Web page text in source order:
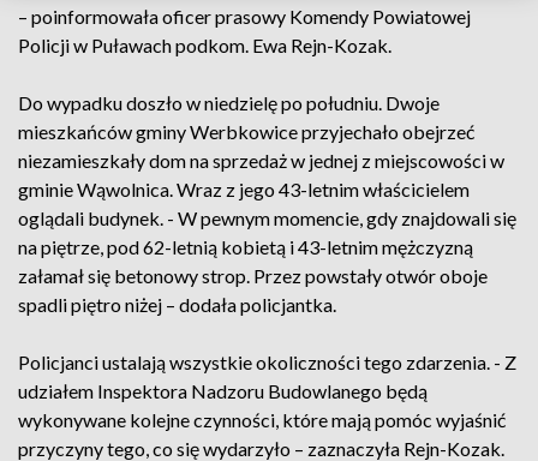
– poinformowała oficer prasowy Komendy Powiatowej
Policji w Puławach podkom. Ewa Rejn-Kozak.
Do wypadku doszło w niedzielę po południu. Dwoje
mieszkańców gminy Werbkowice przyjechało obejrzeć
niezamieszkały dom na sprzedaż w jednej z miejscowości w
gminie Wąwolnica. Wraz z jego 43-letnim właścicielem
oglądali budynek. - W pewnym momencie, gdy znajdowali się
na piętrze, pod 62-letnią kobietą i 43-letnim mężczyzną
załamał się betonowy strop. Przez powstały otwór oboje
spadli piętro niżej – dodała policjantka.
Policjanci ustalają wszystkie okoliczności tego zdarzenia. - Z
udziałem Inspektora Nadzoru Budowlanego będą
wykonywane kolejne czynności, które mają pomóc wyjaśnić
przyczyny tego, co się wydarzyło – zaznaczyła Rejn-Kozak.